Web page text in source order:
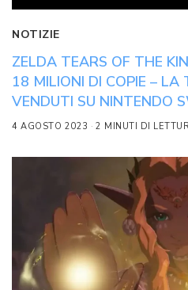
NOTIZIE
ZELDA TEARS OF THE
18 MILIONI DI COPIE – LA
VENDUTI SU NINTENDO
4 AGOSTO 2023 2 MINUTI DI